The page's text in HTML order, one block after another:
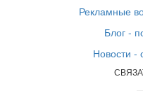
Рекламные
Блог -
Новости -